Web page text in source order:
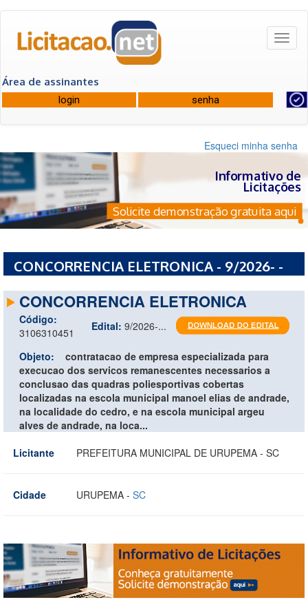
Área de assinantes
Esqueci minha senha
Informativo de
Licitações
Solicite demonstração gratuita aqui
CONCORRENCIA ELETRONICA - 9/2026- -
CONCORRENCIA ELETRONICA
Código:
3106310451
Edital: 9/2026-...
Objeto:
contratacao de empresa especializada para
execucao dos servicos remanescentes necessarios a
conclusao das quadras poliesportivas cobertas
localizadas na escola municipal manoel elias de andrade,
na localidade do cedro, e na escola municipal argeu
alves de andrade, na loca...
Licitante
PREFEITURA MUNICIPAL DE URUPEMA - SC
Cidade URUPEMA - SC